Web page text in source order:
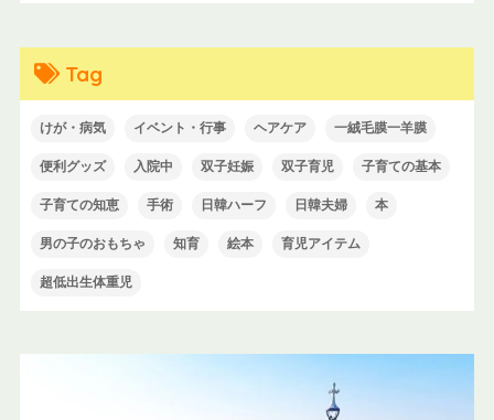
Tag
けが・病気 イベント・行事 ヘアケア 一絨毛膜一羊膜
便利グッズ 入院中 双子妊娠 双子育児 子育ての基本
子育ての知恵 手術 日韓ハーフ 日韓夫婦 本
男の子のおもちゃ 知育 絵本 育児アイテム
超低出生体重児